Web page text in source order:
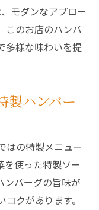
み方
ンバーグラン
秘密
選び方
ッシュの提案
る
バーグランチ
モダンなアプロー
このお店のハンバ
多様な味わいを提
製ハンバー
はの特製メニュー
を使った特製ソー
ンバーグの旨味が
クがあります。